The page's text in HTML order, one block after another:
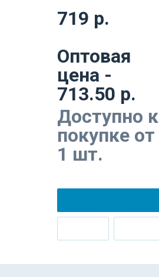
719 р.
Оптовая
цена -
713.50 р.
Доступно к
покупке от
1 шт.